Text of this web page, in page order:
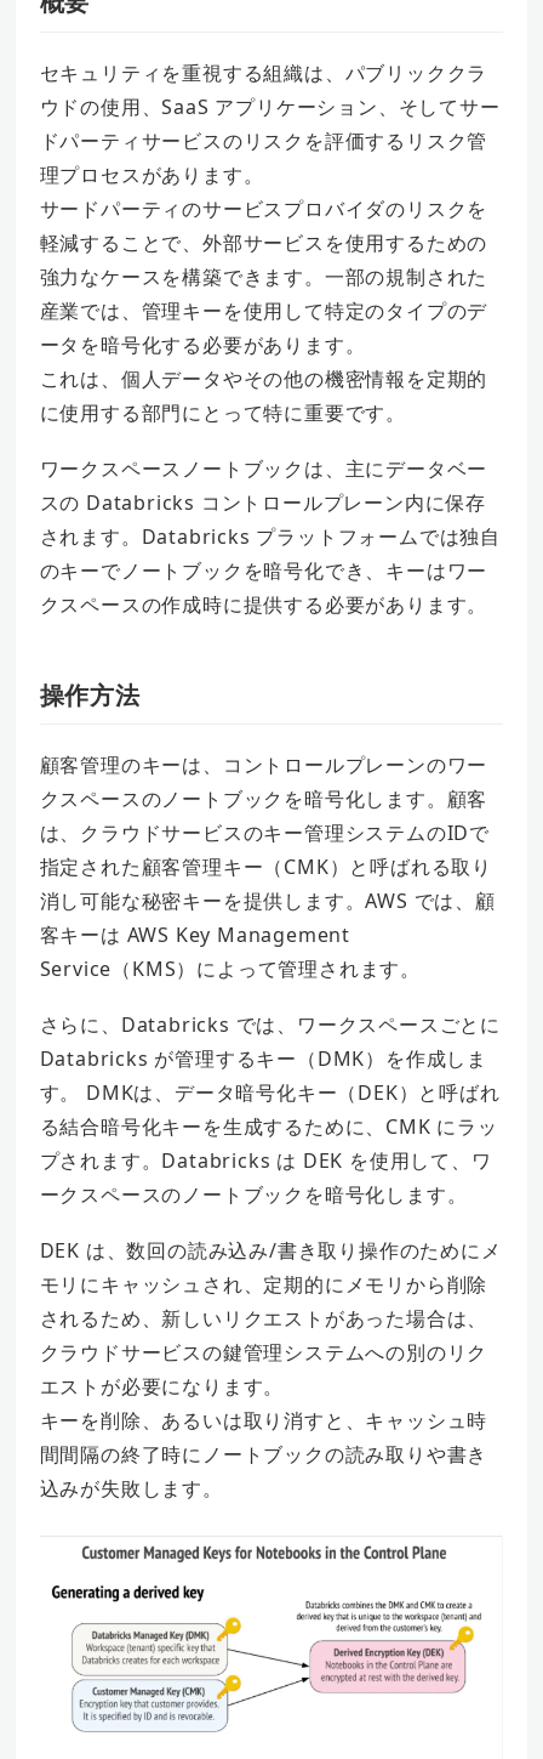
セキュリティを重視する組織は、パブリッククラ
ウドの使用、SaaS アプリケーション、そしてサー
ドパーティサービスのリスクを評価するリスク管
理プロセスがあります。
サードパーティのサービスプロバイダのリスクを
軽減することで、外部サービスを使用するための
強力なケースを構築できます。一部の規制された
産業では、管理キーを使用して特定のタイプのデ
ータを暗号化する必要があります。
これは、個人データやその他の機密情報を定期的
に使用する部門にとって特に重要です。
ワークスペースノートブックは、主にデータベー
スの Databricks コントロールプレーン内に保存
されます。Databricks プラットフォームでは独自
のキーでノートブックを暗号化でき、キーはワー
クスペースの作成時に提供する必要があります。
操作方法
顧客管理のキーは、コントロールプレーンのワー
クスペースのノートブックを暗号化します。顧客
は、クラウドサービスのキー管理システムのIDで
指定された顧客管理キー（CMK）と呼ばれる取り
消し可能な秘密キーを提供します。AWS では、顧
客キーは AWS Key Management
Service（KMS）によって管理されます。
さらに、Databricks では、ワークスペースごとに
Databricks が管理するキー（DMK）を作成しま
す。 DMKは、データ暗号化キー（DEK）と呼ばれ
る結合暗号化キーを生成するために、CMK にラッ
プされます。Databricks は DEK を使用して、ワ
ークスペースのノートブックを暗号化します。
DEK は、数回の読み込み/書き取り操作のためにメ
モリにキャッシュされ、定期的にメモリから削除
されるため、新しいリクエストがあった場合は、
クラウドサービスの鍵管理システムへの別のリク
エストが必要になります。
キーを削除、あるいは取り消すと、キャッシュ時
間間隔の終了時にノートブックの読み取りや書き
込みが失敗します。